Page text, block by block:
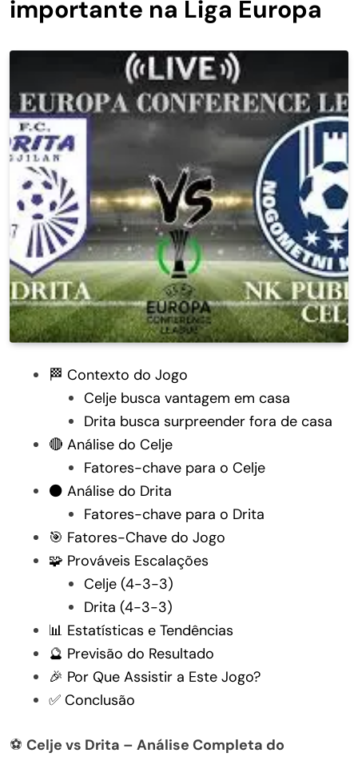
importante na Liga Europa
🏁 Contexto do Jogo
Celje busca vantagem em casa
Drita busca surpreender fora de casa
🔴 Análise do Celje
Fatores-chave para o Celje
⚫ Análise do Drita
Fatores-chave para o Drita
🎯 Fatores-Chave do Jogo
🧩 Prováveis Escalações
Celje (4-3-3)
Drita (4-3-3)
📊 Estatísticas e Tendências
🔮 Previsão do Resultado
🎉 Por Que Assistir a Este Jogo?
✅ Conclusão
⚽ Celje vs Drita – Análise Completa do